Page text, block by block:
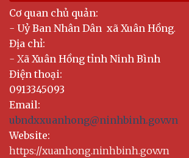
Cơ quan chủ quản:
- Uỷ Ban Nhân Dân xã Xuân Hồng.
Địa chỉ:
- Xã Xuân Hồng tỉnh Ninh Bình
Điện thoại:
0913345093
Email:
ubndxxuanhong@ninhbinh.gov.vn
Website:
https://xuanhong.ninhbinh.gov.vn